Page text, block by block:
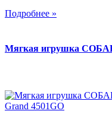
Подробнее »
Мягкая игрушка